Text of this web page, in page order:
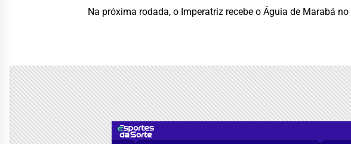
Na próxima rodada, o Imperatriz recebe o Águia de Marabá